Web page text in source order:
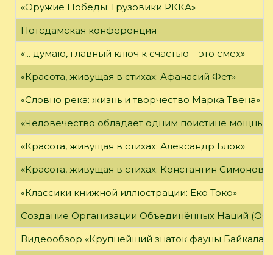
«Оружие Победы: Грузовики РККА»
Потсдамская конференция
«... думаю, главный ключ к счастью – это смех»
«Красота, живущая в стихах: Афанасий Фет»
«Словно река: жизнь и творчество Марка Твена»
«Человечество обладает одним поистине
«Красота, живущая в стихах: Александр Блок»
«Красота, живущая в стихах: Константин Симонов»
«Классики книжной иллюстрации: Еко Токо»
Создание Организации Объединённых Наций
Видеообзор «Крупнейший знаток фауны Байкала»